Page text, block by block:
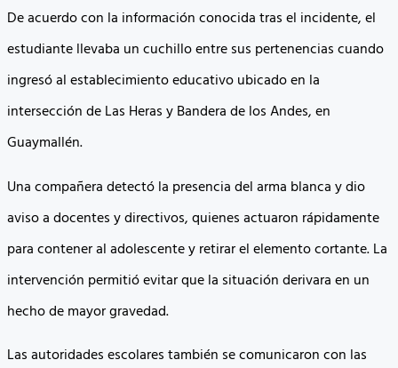
De acuerdo con la información conocida tras el incidente, el
estudiante llevaba un cuchillo entre sus pertenencias cuando
ingresó al establecimiento educativo ubicado en la
intersección de Las Heras y Bandera de los Andes, en
Guaymallén.
Una compañera detectó la presencia del arma blanca y dio
aviso a docentes y directivos, quienes actuaron rápidamente
para contener al adolescente y retirar el elemento cortante. La
intervención permitió evitar que la situación derivara en un
hecho de mayor gravedad.
Las autoridades escolares también se comunicaron con las